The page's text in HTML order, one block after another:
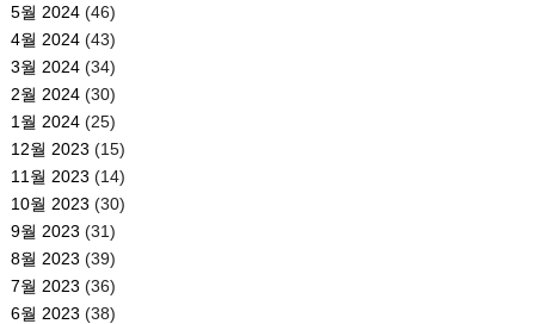
5월 2024(46)
4월 2024(43)
3월 2024(34)
2월 2024(30)
1월 2024(25)
12월 2023 (15)
11월 2023 (14)
10월 2023 (30)
9월 2023 (31)
8월 2023 (39)
7월 2023 (36)
6월 2023 (38)